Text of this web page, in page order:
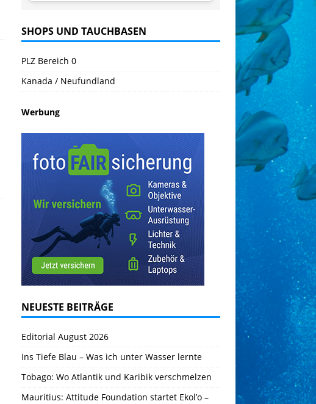
SHOPS UND TAUCHBASEN
PLZ Bereich 0
Kanada / Neufundland
Werbung
NEUESTE BEITRÄGE
Editorial August 2026
Ins Tiefe Blau – Was ich unter Wasser lernte
Tobago: Wo Atlantik und Karibik verschmelzen
Mauritius: Attitude Foundation startet Ekol’o –